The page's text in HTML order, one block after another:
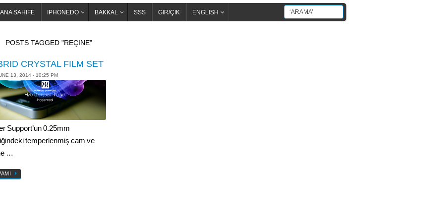
ANA SAHIFE IPHONEDO BAKKAL SSS GIR/ÇIK ENGLISH
POSTS TAGGED "REÇINE"
CRYSTAL FILM SET
13, 2014 - 10:25 PM
Support’un 0.25mm
temperlenmiş cam ve
…